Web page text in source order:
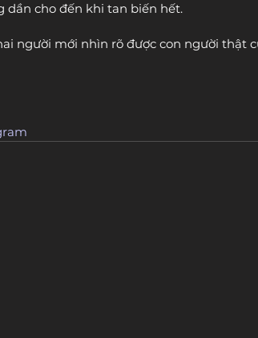
dần cho đến khi tan biến hết.
người mới nhìn rõ được con người thật